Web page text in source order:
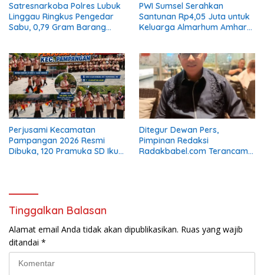
Satresnarkoba Polres Lubuk
Linggau Ringkus Pengedar
Sabu, 0,79 Gram Barang
PWI Sumsel Serahkan
Santunan Rp4,05 Juta untuk
Keluarga Almarhum Amhar
Perjusami Kecamatan
Pampangan 2026 Resmi
Dibuka, 120 Pramuka SD Ikuti
Ditegur Dewan Pers,
Pimpinan Redaksi
Radakbabel.com Terancam
Tinggalkan Balasan
Alamat email Anda tidak akan dipublikasikan. Ruas yang wajib
ditandai *